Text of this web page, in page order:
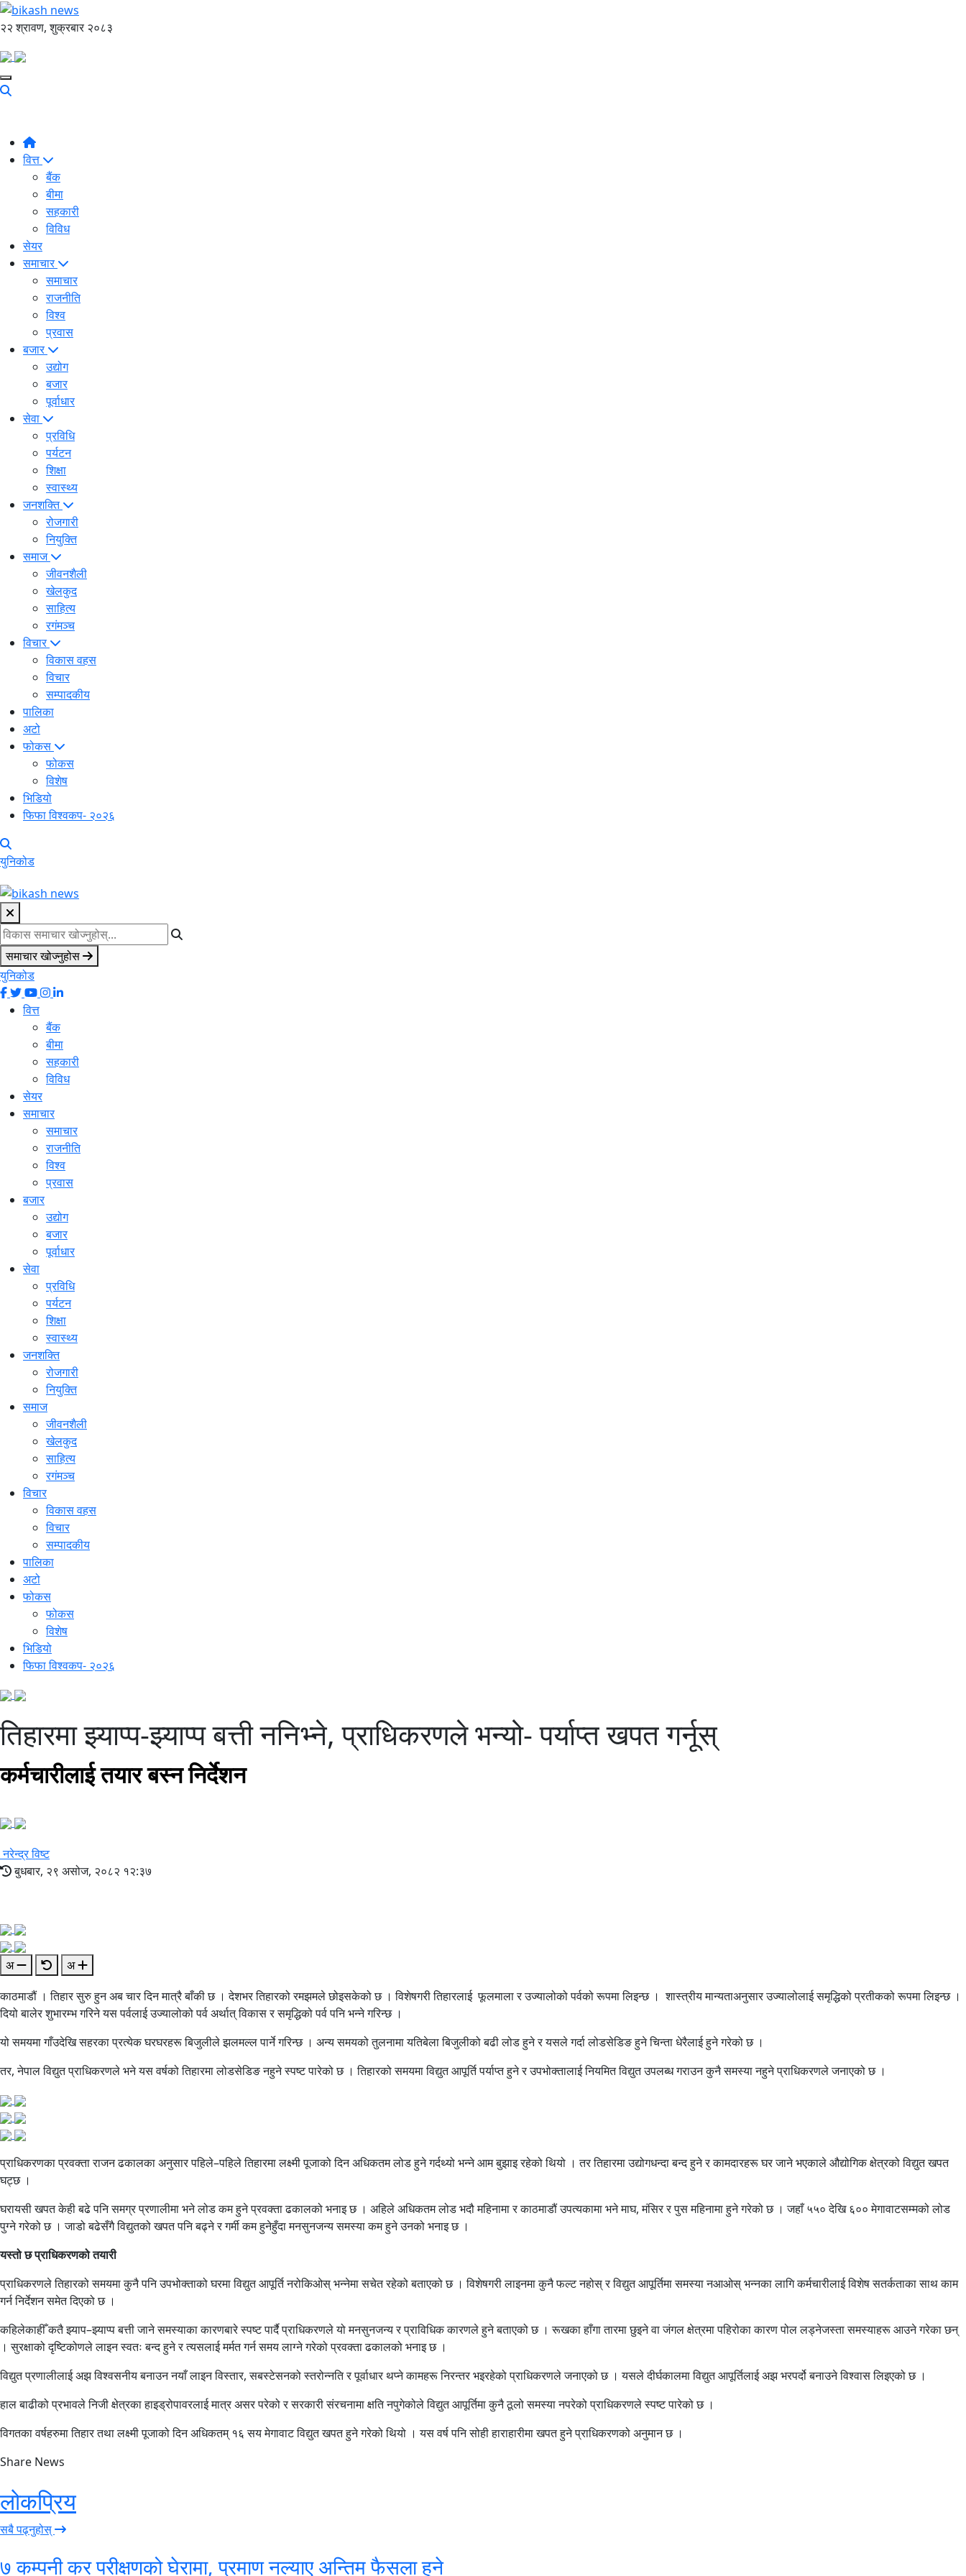
२२ श्रावण, शुक्रबार २०८३
वित्त
बैंक
बीमा
सहकारी
विविध
सेयर
समाचार
समाचार
राजनीति
विश्व
प्रवास
बजार
उद्योग
बजार
पूर्वाधार
सेवा
प्रविधि
पर्यटन
शिक्षा
स्वास्थ्य
जनशक्ति
रोजगारी
नियुक्ति
समाज
जीवनशैली
खेलकुद
साहित्य
रगंमञ्च
विचार
विकास वहस
विचार
सम्पादकीय
पालिका
अटो
फोकस
फोकस
विशेष
भिडियो
फिफा विश्वकप- २०२६
युनिकोड
समाचार खोज्नुहोस
युनिकोड
वित्त
बैंक
बीमा
सहकारी
विविध
सेयर
समाचार
समाचार
राजनीति
विश्व
प्रवास
बजार
उद्योग
बजार
पूर्वाधार
सेवा
प्रविधि
पर्यटन
शिक्षा
स्वास्थ्य
जनशक्ति
रोजगारी
नियुक्ति
समाज
जीवनशैली
खेलकुद
साहित्य
रगंमञ्च
विचार
विकास वहस
विचार
सम्पादकीय
पालिका
अटो
फोकस
फोकस
विशेष
भिडियो
फिफा विश्वकप- २०२६
तिहारमा झ्याप्प-झ्याप्प बत्ती ननिभ्ने, प्राधिकरणले भन्यो- पर्याप्त खपत गर्नूस्
कर्मचारीलाई तयार बस्न निर्देशन
नरेन्द्र विष्ट
बुधबार, २९ असोज, २०८२ १२:३७
अ
अ
काठमाडौं । तिहार सुरु हुन अब चार दिन मात्रै बाँकी छ । देशभर तिहारको रमझमले छोइसकेको छ । विशेषगरी तिहारलाई फूलमाला र उज्यालोको पर्वको रूपमा लिइन्छ । शास्त्रीय मान्यताअनुसार उज्यालोलाई समृद्धिको प्रतीकको रूपमा लिइन्छ ।
दियो बालेर शुभारम्भ गरिने यस पर्वलाई उज्यालोको पर्व अर्थात् विकास र समृद्धिको पर्व पनि भन्ने गरिन्छ ।
यो समयमा गाँउदेखि सहरका प्रत्येक घरघरहरू बिजुलीले झलमल्ल पार्ने गरिन्छ । अन्य समयको तुलनामा यतिबेला बिजुलीको बढी लोड हुने र यसले गर्दा लोडसेडिङ हुने चिन्ता धेरैलाई हुने गरेको छ ।
तर, नेपाल विद्युत प्राधिकरणले भने यस वर्षको तिहारमा लोडसेडिङ नहुने स्पष्ट पारेको छ । तिहारको समयमा विद्युत आपूर्ति पर्याप्त हुने र उपभोक्तालाई नियमित विद्युत उपलब्ध गराउन कुनै समस्या नहुने प्राधिकरणले जनाएको छ ।
प्राधिकरणका प्रवक्ता राजन ढकालका अनुसार पहिले–पहिले तिहारमा लक्ष्मी पूजाको दिन अधिकतम लोड हुने गर्दथ्यो भन्ने आम बुझाइ रहेको थियो । तर तिहारमा उद्योगधन्दा बन्द हुने र कामदारहरू घर जाने भएकाले औद्योगिक क्षेत्रको विद्युत खपत
घट्छ ।
घरायसी खपत केही बढे पनि समग्र प्रणालीमा भने लोड कम हुने प्रवक्ता ढकालको भनाइ छ । अहिले अधिकतम लोड भदौ महिनामा र काठमाडौं उपत्यकामा भने माघ, मंसिर र पुस महिनामा हुने गरेको छ । जहाँ ५५० देखि ६०० मेगावाटसम्मको लोड
पुग्ने गरेको छ । जाडो बढेसँगै विद्युतको खपत पनि बढ्ने र गर्मी कम हुनेहुँदा मनसुनजन्य समस्या कम हुने उनको भनाइ छ ।
यस्तो छ प्राधिकरणको तयारी
प्राधिकरणले तिहारको समयमा कुनै पनि उपभोक्ताको घरमा विद्युत आपूर्ति नरोकिओस् भन्नेमा सचेत रहेको बताएको छ । विशेषगरी लाइनमा कुनै फल्ट नहोस् र विद्युत आपूर्तिमा समस्या नआओस् भन्नका लागि कर्मचारीलाई विशेष सतर्कताका साथ काम
गर्न निर्देशन समेत दिएको छ ।
कहिलेकाहीँ कतै झ्याप–झ्याप्प बत्ती जाने समस्याका कारणबारे स्पष्ट पार्दै प्राधिकरणले यो मनसुनजन्य र प्राविधिक कारणले हुने बताएको छ । रूखका हाँगा तारमा छुइने वा जंगल क्षेत्रमा पहिरोका कारण पोल लड्नेजस्ता समस्याहरू आउने गरेका छन्
। सुरक्षाको दृष्टिकोणले लाइन स्वतः बन्द हुने र त्यसलाई मर्मत गर्न समय लाग्ने गरेको प्रवक्ता ढकालको भनाइ छ ।
विद्युत प्रणालीलाई अझ विश्वसनीय बनाउन नयाँ लाइन विस्तार, सबस्टेसनको स्तरोन्नति र पूर्वाधार थप्ने कामहरू निरन्तर भइरहेको प्राधिकरणले जनाएको छ । यसले दीर्घकालमा विद्युत आपूर्तिलाई अझ भरपर्दो बनाउने विश्वास लिइएको छ ।
हाल बाढीको प्रभावले निजी क्षेत्रका हाइड्रोपावरलाई मात्र असर परेको र सरकारी संरचनामा क्षति नपुगेकोले विद्युत आपूर्तिमा कुनै ठूलो समस्या नपरेको प्राधिकरणले स्पष्ट पारेको छ ।
विगतका वर्षहरुमा तिहार तथा लक्ष्मी पूजाको दिन अधिकतम् १६ सय मेगावाट विद्युत खपत हुने गरेको थियो । यस वर्ष पनि सोही हाराहारीमा खपत हुने प्राधिकरणको अनुमान छ ।
Share News
लोकप्रिय
सबै पढ्नुहोस्
७ कम्पनी कर परीक्षणको घेरामा, प्रमाण नल्याए अन्तिम फैसला हुने